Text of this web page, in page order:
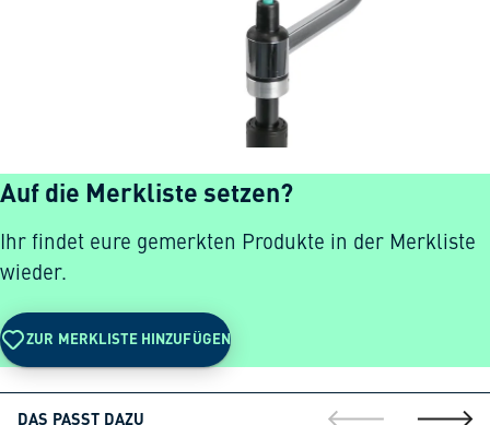
Auf die Merkliste setzen?
Ihr findet eure gemerkten Produkte in der Merkliste
wieder.
ZUR MERKLISTE HINZUFÜGEN
DAS PASST DAZU